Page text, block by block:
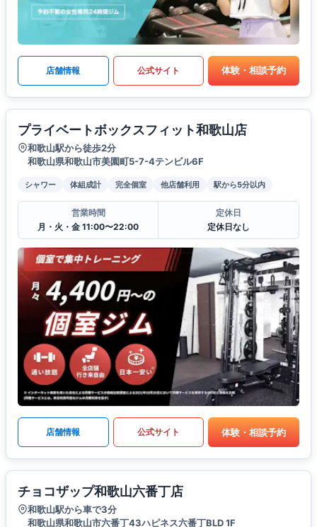
店舗情報 公式サイト 体験・相談予約
プライベートボックスフィット和歌山店
和歌山駅から徒歩2分
和歌山県和歌山市美園町5-7-4テンビル6F
シャワー 体組成計 完全個室 他店舗利用 駅から5分以内
営業時間
月・火・金 11:00〜22:00
定休日
定休日なし
店舗情報 公式サイト 体験・相談予約
チョコザップ和歌山六番丁店
和歌山駅から車で3分
和歌山県和歌山市六番丁43ハピネス六番丁BLD 1F